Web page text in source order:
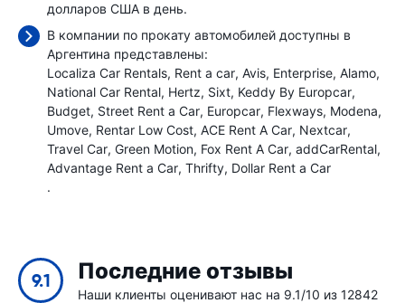
долларов США в день.
В компании по прокату автомобилей доступны в
Аргентина представлены:
Localiza Car Rentals Rent a car Avis Enterprise Alamo
National Car Rental Hertz Sixt Keddy By Europcar
Budget Street Rent a Car Europcar Flexways Modena
Umove Rentar Low Cost ACE Rent A Car Nextcar
Travel Car Green Motion Fox Rent A Car addCarRental
Advantage Rent a Car Thrifty Dollar Rent a Car
.
9.1 Последние отзывы
Наши клиенты оценивают нас на 9.1/10 из 12842